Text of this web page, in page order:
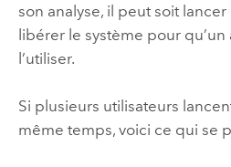
son analyse, il peut soit
libérer le système pour
l’utiliser.
Si plusieurs utilisateurs
même temps, voici ce qui se